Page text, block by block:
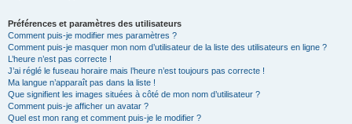
Préférences et paramètres des utilisateurs
Comment puis-je modifier mes paramètres ?
Comment puis-je masquer mon nom d’utilisateur de la liste des utilisateurs en ligne ?
L’heure n’est pas correcte !
J’ai réglé le fuseau horaire mais l’heure n’est toujours pas correcte !
Ma langue n’apparaît pas dans la liste !
Que signifient les images situées à côté de mon nom d’utilisateur ?
Comment puis-je afficher un avatar ?
Quel est mon rang et comment puis-je le modifier ?